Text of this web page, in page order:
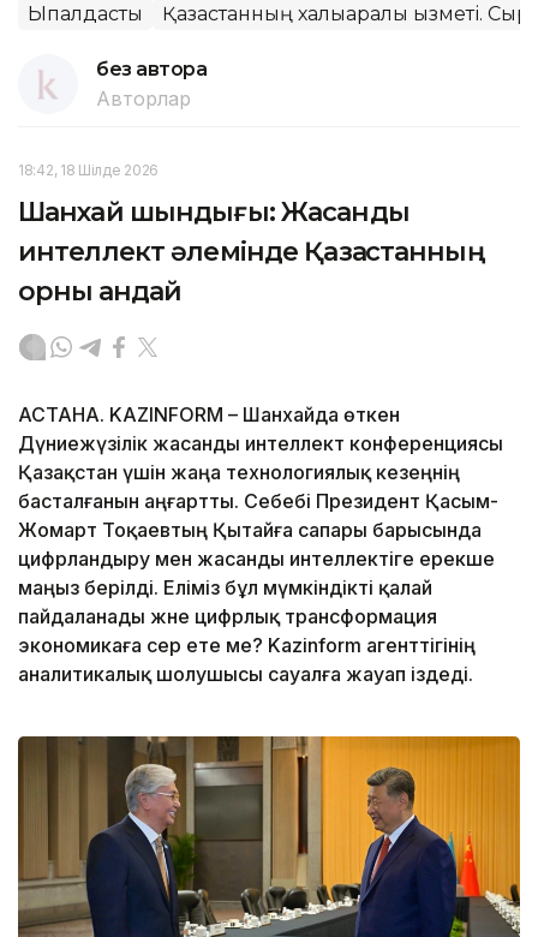
Ықпалдастық Қазақстанның халықаралық қызметі.
без автора
Авторлар
18:42, 18 Шілде 2026
Шанхай шындығы: Жасанды
интеллект әлемінде Қазақстанның
орны қандай
АСТАНА. KAZINFORM – Шанхайда өткен
Дүниежүзілік жасанды интеллект конференциясы
Қазақстан үшін жаңа технологиялық кезеңнің
басталғанын аңғартты. Себебі Президент Қасым-
Жомарт Тоқаевтың Қытайға сапары барысында
цифрландыру мен жасанды интеллектіге ерекше
маңыз берілді. Еліміз бұл мүмкіндікті қалай
пайдаланады және цифрлық трансформация
экономикаға әсер ете ме? Kazinform агенттігінің
аналитикалық шолушысы сауалға жауап іздеді.